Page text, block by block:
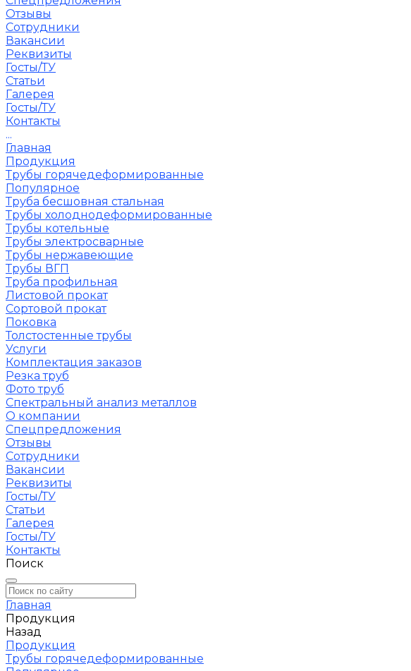
Отзывы
Сотрудники
Вакансии
Реквизиты
Госты/ТУ
Статьи
Галерея
Госты/ТУ
Контакты
...
Главная
Продукция
Трубы горячедеформированные
Популярное
Труба бесшовная стальная
Трубы холоднодеформированные
Трубы котельные
Трубы электросварные
Трубы нержавеющие
Трубы ВГП
Труба профильная
Листовой прокат
Сортовой прокат
Поковка
Толстостенные трубы
Услуги
Комплектация заказов
Резка труб
Фото труб
Спектральный анализ металлов
О компании
Спецпредложения
Отзывы
Сотрудники
Вакансии
Реквизиты
Госты/ТУ
Статьи
Галерея
Госты/ТУ
Контакты
Поиск
Главная
Продукция
Назад
Продукция
Трубы горячедеформированные